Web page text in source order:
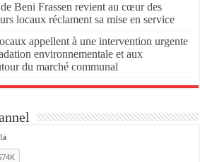
Beni Frassen revient au cœur des
locaux réclament sa mise en service
appellent à une intervention urgente
environnementale et aux
du marché communal